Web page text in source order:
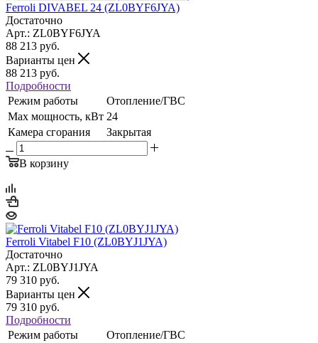
Ferroli DIVABEL 24 (ZL0BYF6JYA)
Достаточно
Арт.: ZL0BYF6JYA
88 213 руб.
Варианты цен
88 213 руб.
Подробности
Режим работы
Отопление/ГВС
Max мощность, кВт 24
Камера сгорания
Закрытая
В корзину
Ferroli Vitabel F10 (ZL0BYJ1JYA)
Достаточно
Арт.: ZL0BYJ1JYA
79 310 руб.
Варианты цен
79 310 руб.
Подробности
Режим работы
Отопление/ГВС